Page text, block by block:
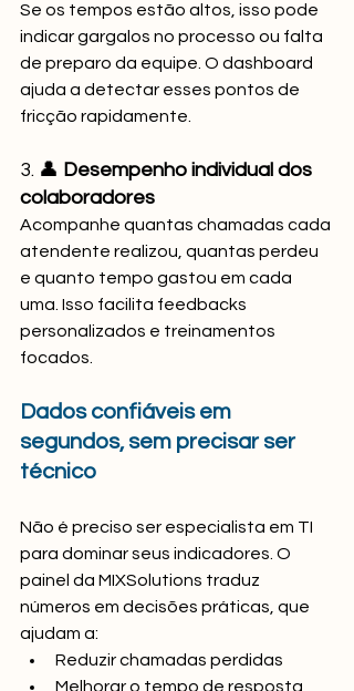
Se os tempos estão altos, isso pode
indicar gargalos no processo ou falta
de preparo da equipe. O dashboard
ajuda a detectar esses pontos de
fricção rapidamente.
3. 👤 Desempenho individual dos
colaboradores
Acompanhe quantas chamadas cada
atendente realizou, quantas perdeu
e quanto tempo gastou em cada
uma. Isso facilita feedbacks
personalizados e treinamentos
focados.
Dados confiáveis em
segundos, sem precisar ser
técnico
Não é preciso ser especialista em TI
para dominar seus indicadores. O
painel da MIXSolutions traduz
números em decisões práticas, que
ajudam a:
Reduzir chamadas perdidas
Melhorar o tempo de resposta